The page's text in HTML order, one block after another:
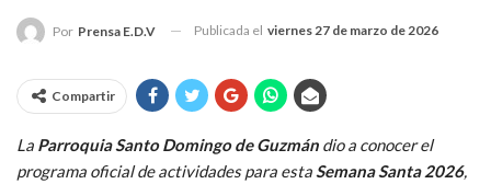
Por Prensa E.D.V Publicada el viernes 27 de marzo de 2026
Compartir
La Parroquia Santo Domingo de Guzmán dio a conocer el
programa oficial de actividades para estaSemana Santa 2026,